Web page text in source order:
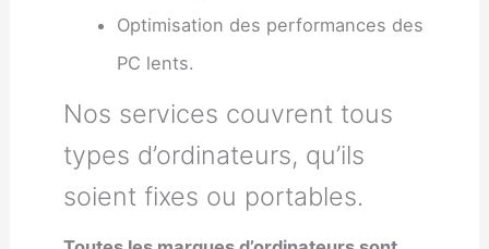
Optimisation des performances des
PC lents.
Nos services couvrent tous
types d’ordinateurs, qu’ils
soient fixes ou portables.